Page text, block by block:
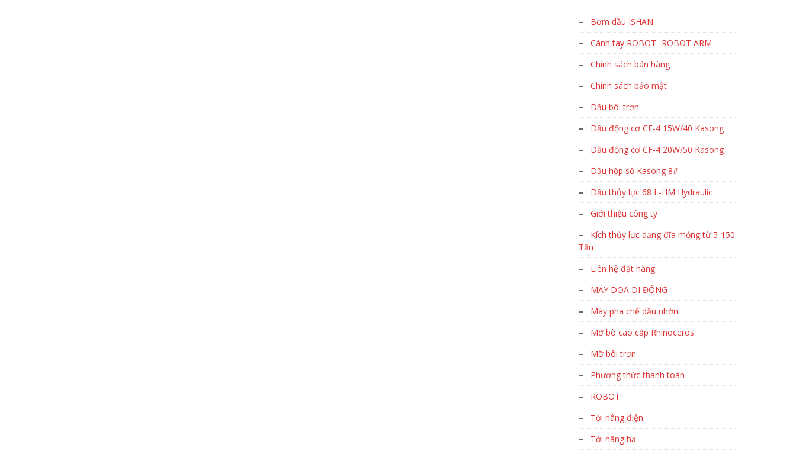
Bơm dầu ISHAN
Cánh tay ROBOT- ROBOT ARM
Chính sách bán hàng
Chính sách bảo mật
Dầu bôi trơn
Dầu động cơ CF-4 15W/40 Kasong
Dầu động cơ CF-4 20W/50 Kasong
Dầu hộp số Kasong 8#
Dầu thủy lực 68 L-HM Hydraulic
Giới thiệu công ty
Kích thủy lực dạng đĩa mỏng từ 5-150
Tấn
Liên hệ đặt hàng
MÁY DOA DI ĐỘNG
Máy pha chế dầu nhờn
Mỡ bò cao cấp Rhinoceros
Mỡ bôi trơn
Phương thức thanh toán
ROBOT
Tời nâng điện
Tời nâng hạ